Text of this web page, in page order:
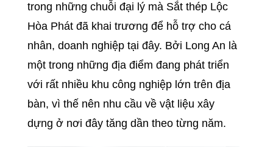
trong những chuỗi đại lý mà Sắt thép Lộc
Hòa Phát đã khai trương để hỗ trợ cho cá
nhân, doanh nghiệp tại đây. Bởi Long An là
một trong những địa điểm đang phát triển
với rất nhiều khu công nghiệp lớn trên địa
bàn, vì thế nên nhu cầu về vật liệu xây
dựng ở nơi đây tăng dần theo từng năm.